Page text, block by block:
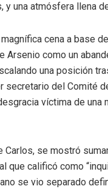
y una atmósfera llena
cena a base
Arsenio como un
una posición
secretario del Comité
víctima de
se mostró
calificó como
se vio separado